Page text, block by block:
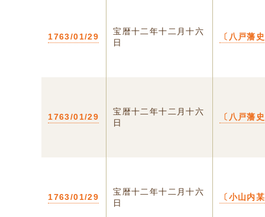
1763/01/29
宝暦十二年十二月十六
日
〔八戸藩
1763/01/29
宝暦十二年十二月十六
日
〔八戸藩
1763/01/29
宝暦十二年十二月十六
日
〔小山内